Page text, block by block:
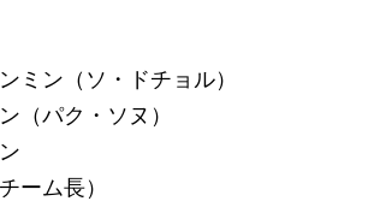
ミン（ソ・ドチョル）
（パク・ソヌ）
ーム長）